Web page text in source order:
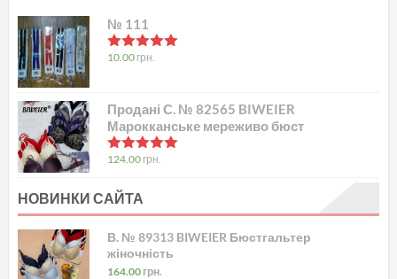
№ 111
в 5.00 з 5
10.00 грн.
Продані С. № 82565 BIWEIER
Марокканське мереживо бюст
в 5.00з 5
124.00 грн.
НОВИНКИ САЙТА
В. № 89313 BIWEIER Бюстгальтер
жіночність
164.00 грн.